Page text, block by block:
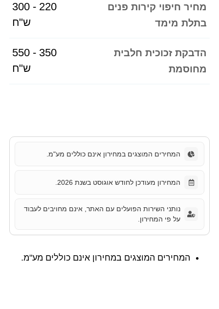
מחיר חיפוי קירות פנים
בתלת מימד
220 - 300
ש"ח
הדבקת זכוכית חלבית
מחוסמת
350 - 550
ש"ח
המחירים המוצגים במחירון אינם כוללים מע"מ.
המחירון מעודכן לחודש אוגוסט בשנת 2026.
נותני השירות הפועלים עם האתר, אינם מחויבים לעבוד
על פי המחירון.
המחירים המוצגים במחירון אינם כוללים מע"מ.